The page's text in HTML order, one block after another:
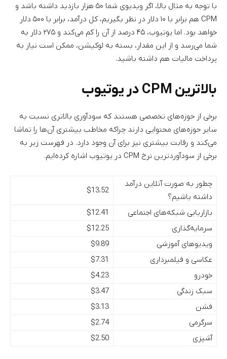
با توجه به مثال بالا، اگر ویدیوی شما ۵۰ هزار بازدید داشته باشد و
CPM هم برابر با ۱۰ دلار در نظر بگیریم، کل درآمد، برابر با ۵۰۰ دلار
خواهد بود. اما یوتیوب، ۴۵ درصد از آن را کم می‌کند و ۲۷۵ دلار به
شما می‌رسد و از این مقدار، بسته به لوکیشن، ممکن است نیاز به
پرداخت مالیات هم داشته باشید.
بالاترین CPM در یوتیوب
برخی از حوزه‌های تخصصی هستند که سودآوری بالاتری نسبت به
سایر حوزه‌های محتوایی دارند چراکه مخاطب بیشتری آن‌ها را تماشا
می‌کند و رقابت بیشتری نیز برای آن وجود دارد. در فهرست زیر به
برخی از سودآوردترین نرخ CPM در یوتیوب اشاره کرده‌ایم.
چطور به صورت آنلاین درآمد
داشته باشیم؟
$13.52
بازاریابی شبکه‌های اجتماعی
$12.41
سرمایه‌گذاری
$12.25
ویدیوهای آموزشی
$9.89
عکاسی و فیلمبرداری
$7.31
خودرو
$4.23
سبک زندگی
$3.47
فشن
$3.13
سرگرمی
$2.74
آشپزی
$2.50